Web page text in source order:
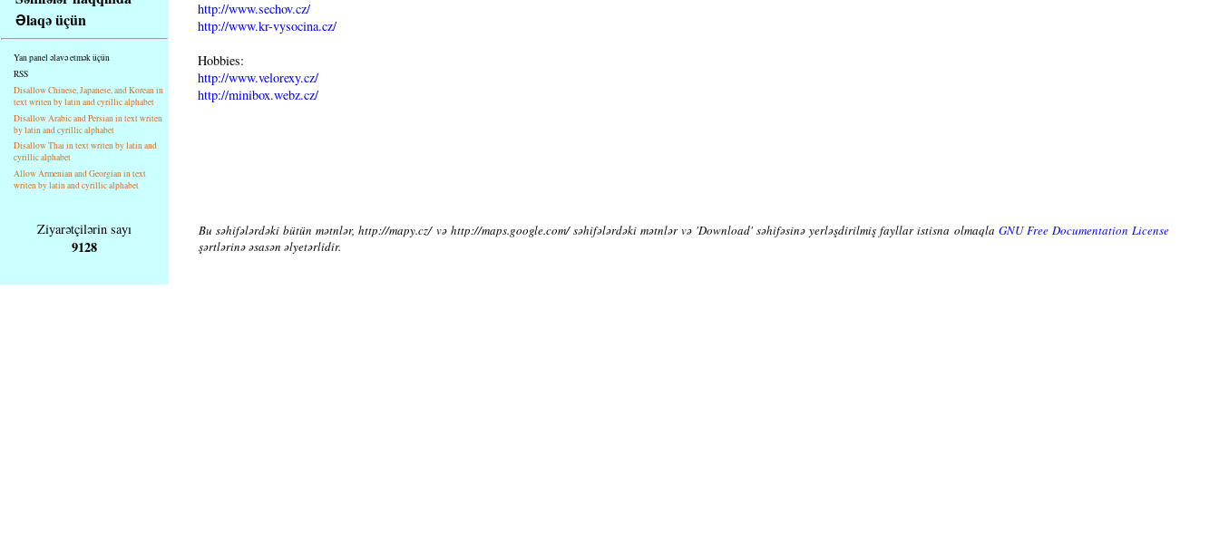
základní
strana
Əlaqə üçün
Yan panel əlavə etmək üçün
RSS
Disallow Chinese, Japanese, and Korean in
text writen by latin and cyrillic alphabet
Disallow Arabic and Persian in text writen
by latin and cyrillic alphabet
Disallow Thai in text writen by latin and
cyrillic alphabet
Allow Armenian and Georgian in text
writen by latin and cyrillic alphabet
http://www.sechov.cz/
http://www.kr-vysocina.cz/
Hobbies:
http://www.velorexy.cz/
http://minibox.webz.cz/
Ziyarətçilərin sayı
9128
Bu səhifələrdəki bütün mətnlər, http://mapy.cz/ və http://maps.google.com/ səhifələrdəki mətnlər və 'Download' səhifəsinə yerləşdirilmiş fayllar istisna olmaqla GNU Free Documentation License
şərtlərinə əsasən əlyetərlidir.